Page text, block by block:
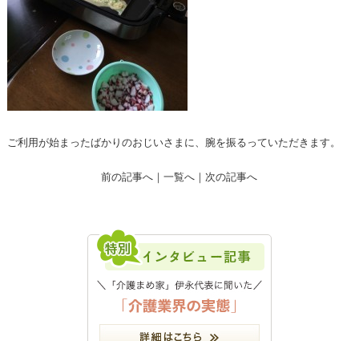
ご利用が始まったばかりのおじいさまに、腕を振るっていただきます。
前の記事へ ｜一覧へ ｜ 次の記事へ